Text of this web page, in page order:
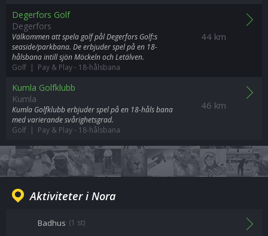
44 km
Degerfors Golf
Degerfors
Välkommen att spela golf pål Degerfors Golf:s
seaside/parkbana. De erbjuder spel på en 18-
hålsbana intill sjön Möckeln och Letälven.
Golf | Pay & Play- 18-hålsbana
46 km
Kumla Golfklubb
Kumla
Kumla Golfklubb erbjuder spel på en 18-håls bana
med varierande svårighetsgrad.
Golf | Pay & Play- 18-hålsbana
Aktiviteter i Nora
Badhus (1 st)